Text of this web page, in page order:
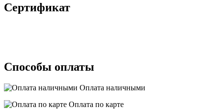
Сертификат
Способы оплаты
Оплата наличными
Оплата по карте